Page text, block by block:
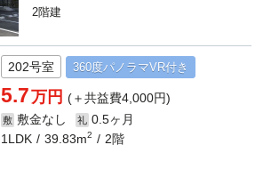
2階建
202号室 360度パノラマVR付き
5.7万円(＋共益費4,000円)
敷 敷金なし 礼 0.5ヶ月
1LDK
39.83m2 2階